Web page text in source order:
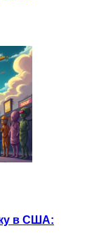
в США: